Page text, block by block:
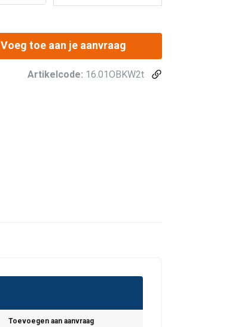
Voeg toe aan je aanvraag
Artikelcode: 16.01OBKW2t
Toevoegen aan aanvraag